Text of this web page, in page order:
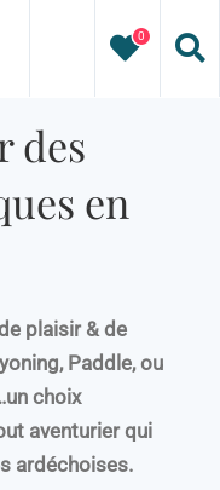
0
des
en
plaisir & de
Paddle, ou
choix
aventurier qui
ardéchoises.